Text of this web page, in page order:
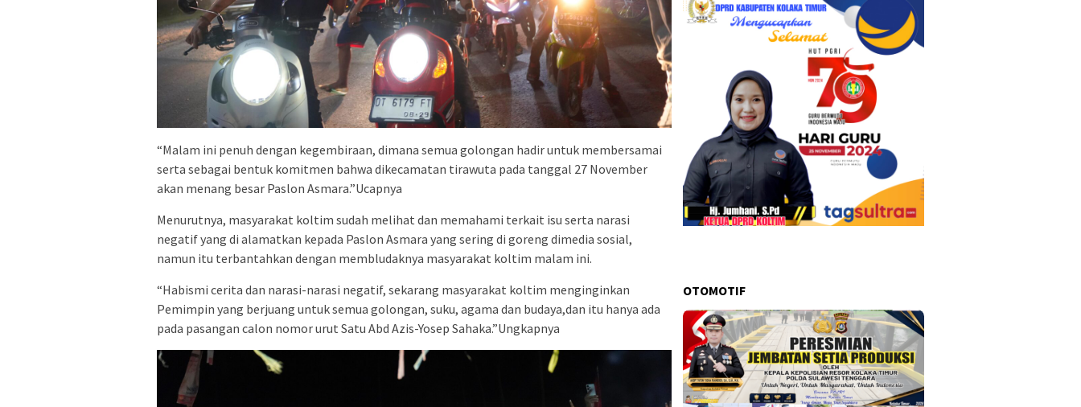
“Malam ini penuh dengan kegembiraan, dimana semua golongan hadir untuk membersamai
serta sebagai bentuk komitmen bahwa dikecamatan tirawuta pada tanggal 27 November
akan menang besar Paslon Asmara.”Ucapnya
Menurutnya, masyarakat koltim sudah melihat dan memahami terkait isu serta narasi
negatif yang di alamatkan kepada Paslon Asmara yang sering di goreng dimedia sosial,
namun itu terbantahkan dengan membludaknya masyarakat koltim malam ini.
“Habismi cerita dan narasi-narasi negatif, sekarang masyarakat koltim menginginkan
Pemimpin yang berjuang untuk semua golongan, suku, agama dan budaya,dan itu hanya ada
pada pasangan calon nomor urut Satu Abd Azis-Yosep Sahaka.”Ungkapnya
OTOMOTIF